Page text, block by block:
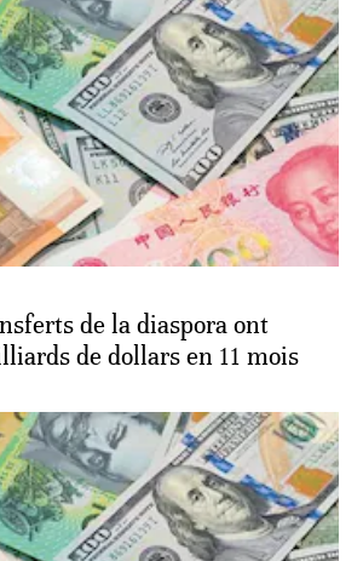
de la diaspora ont
de dollars en 11 mois